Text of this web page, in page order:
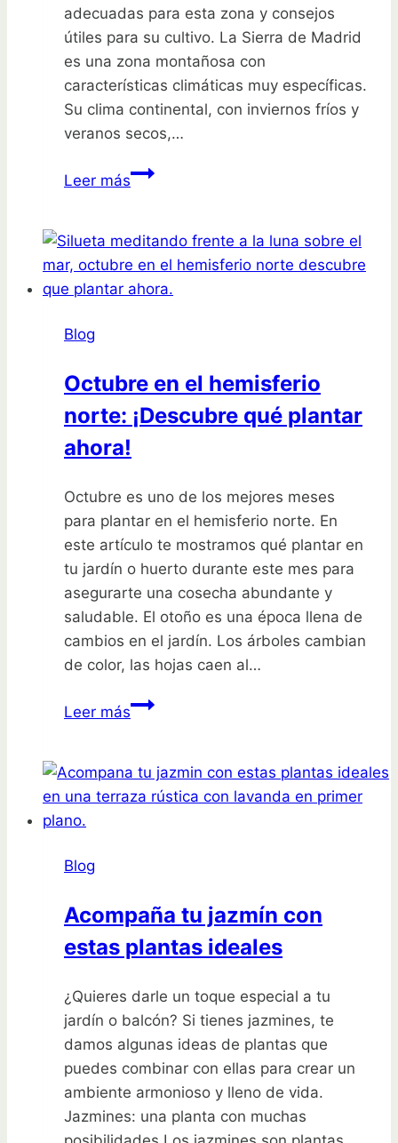
adecuadas para esta zona y consejos
útiles para su cultivo. La Sierra de Madrid
es una zona montañosa con
características climáticas muy específicas.
Su clima continental, con inviernos fríos y
veranos secos,…
Leer másGuía
ideales
para
cultivar
de
Madrid
Blog
Octubre en el hemisferio
norte: ¡Descubre qué plantar
ahora!
Octubre es uno de los mejores meses
para plantar en el hemisferio norte. En
este artículo te mostramos qué plantar en
tu jardín o huerto durante este mes para
asegurarte una cosecha abundante y
saludable. El otoño es una época llena de
cambios en el jardín. Los árboles cambian
de color, las hojas caen al…
Leer másOctubre
hemisferio
norte:
Blog
Acompaña tu jazmín con
estas plantas ideales
¿Quieres darle un toque especial a tu
jardín o balcón? Si tienes jazmines, te
damos algunas ideas de plantas que
puedes combinar con ellas para crear un
ambiente armonioso y lleno de vida.
Jazmines: una planta con muchas